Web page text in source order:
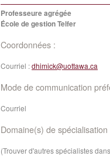
Professeure agrégée
École de gestion Telfer
Coordonnées :
Courriel :dhimick@uottawa.ca
Mode de communication
Courriel
Domaine(s) de spécialisation
(Trouver d'autres spécialistes